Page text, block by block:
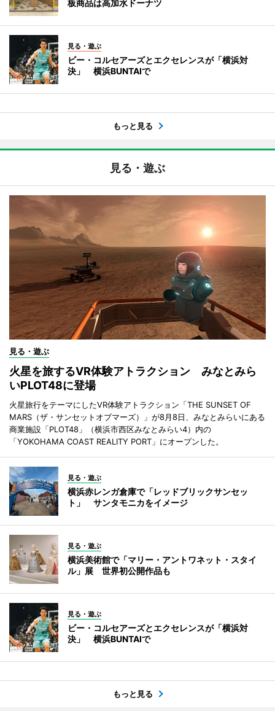
板商品は高加水ドーナツ
見る・遊ぶ
ビー・コルセアーズとエクセレンスが「横浜対
決」 横浜BUNTAIで
もっと見る
見る・遊ぶ
見る・遊ぶ
火星を旅するVR体験アトラクション みなとみら
いPLOT48に登場
火星旅行をテーマにしたVR体験アトラクション「THE SUNSET OF
MARS（ザ・サンセットオブマーズ）」が8月8日、みなとみらいにある
商業施設「PLOT48」（横浜市西区みなとみらい4）内の
「YOKOHAMA COAST REALITY PORT」にオープンした。
見る・遊ぶ
横浜赤レンガ倉庫で「レッドブリックサンセッ
ト」 サンタモニカをイメージ
見る・遊ぶ
横浜美術館で「マリー・アントワネット・スタイ
ル」展 世界初公開作品も
見る・遊ぶ
ビー・コルセアーズとエクセレンスが「横浜対
決」 横浜BUNTAIで
もっと見る